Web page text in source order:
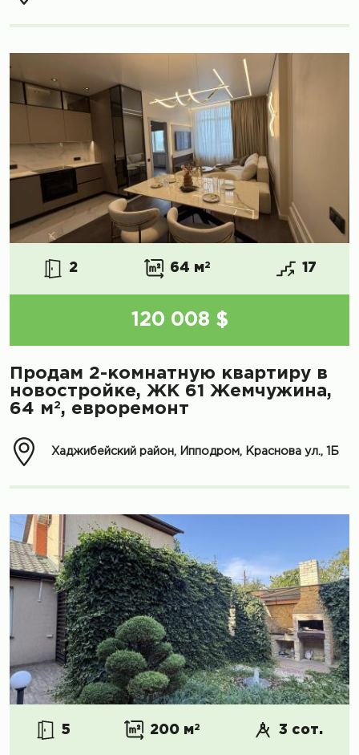
2 64 м2 17
120 008 $
Продам 2-комнатную квартиру в
новостройке, ЖК 61 Жемчужина,
64 м2, евроремонт
Хаджибейский район, Ипподром, Краснова ул., 1Б
5 200 м2 3 сот.